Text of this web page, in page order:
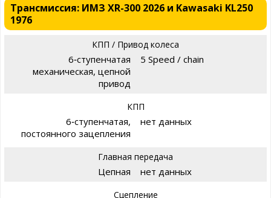
Трансмиссия: ИМЗ XR-300 2026 и Kawasaki KL250
1976
КПП / Привод колеса
6‑ступенчатая
механическая, цепной
привод
5 Speed / chain
КПП
6‑ступенчатая,
постоянного зацепления
нет данных
Главная передача
Цепная нет данных
Сцепление